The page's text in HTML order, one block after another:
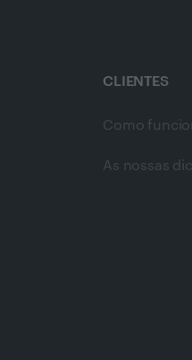
CLIENTES
Como
As nossas